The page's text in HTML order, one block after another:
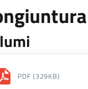
PDF (329KB)